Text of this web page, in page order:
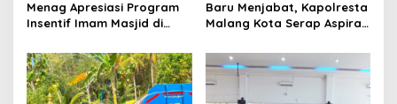
n
Menag Apresiasi Program
Insentif Imam Masjid di
Model Nasional
Baru Menjabat, Kapolresta
Malang Kota Serap Aspirasi
Kamtibmas